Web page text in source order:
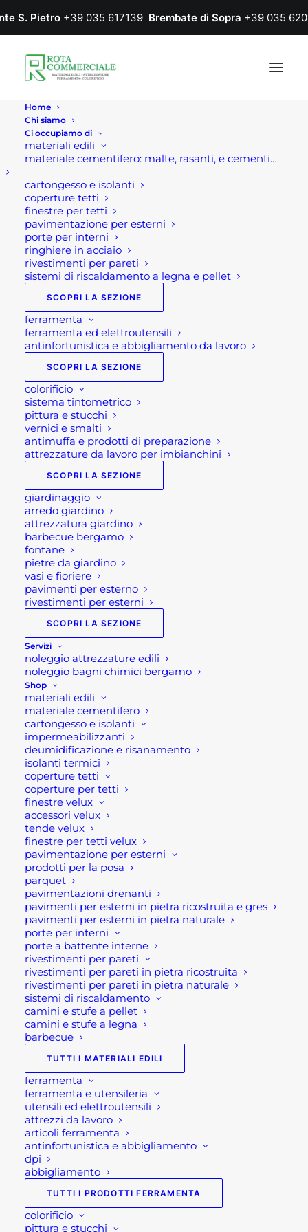
S. Pietro +39 035 617139 Brembate di Sopra +39 035
Home
Chi siamo
Ci occupiamo di
materiali edili
materiale cementifero: malte, rasanti, e cementi…
cartongesso e isolanti
coperture tetti
finestre per tetti
pavimentazione per esterni
porte per interni
ringhiere in acciaio
rivestimenti per pareti
sistemi di riscaldamento a legna e pellet
SCOPRI LA SEZIONE
ferramenta
ferramenta ed elettroutensili
antinfortunistica e abbigliamento da lavoro
SCOPRI LA SEZIONE
colorificio
sistema tintometrico
pittura e stucchi
vernici e smalti
antimuffa e prodotti di preparazione
attrezzature da lavoro per imbianchini
SCOPRI LA SEZIONE
giardinaggio
arredo giardino
attrezzatura giardino
barbecue bergamo
fontane
pietre da giardino
vasi e fioriere
pavimenti per esterno
rivestimenti per esterni
SCOPRI LA SEZIONE
Servizi
noleggio attrezzature edili
noleggio bagni chimici bergamo
Shop
materiali edili
materiale cementifero
cartongesso e isolanti
impermeabilizzanti
deumidificazione e risanamento
isolanti termici
coperture tetti
coperture per tetti
finestre velux
accessori velux
tende velux
finestre per tetti velux
pavimentazione per esterni
prodotti per la posa
parquet
pavimentazioni drenanti
pavimenti per esterni in pietra ricostruita e gres
pavimenti per esterni in pietra naturale
porte per interni
porte a battente interne
rivestimenti per pareti
rivestimenti per pareti in pietra ricostruita
rivestimenti per pareti in pietra naturale
sistemi di riscaldamento
camini e stufe a pellet
camini e stufe a legna
barbecue
TUTTI I MATERIALI EDILI
ferramenta
ferramenta e utensileria
utensili ed elettroutensili
attrezzi da lavoro
articoli ferramenta
antinfortunistica e abbigliamento
dpi
abbigliamento
TUTTI I PRODOTTI FERRAMENTA
colorificio
pittura e stucchi
Home Prodotto Colore HOLZ GRIGIO
HOLZ GRIGIO
CAMMINAMENTI IN GRES PASSI GIAPPONESI
7,00€
Questo
prodotto
ha
più
varianti.
Le
opzioni
possono
essere
scelte
nella
pagina
del
prodotto
In evidenza
TAVOLO DA GIARDINO ALLUNGABILE
LION
600,00 €
TAVOLO GIARDINO QUADRATO
ALLUNGABILE PANTHER
CUCINA DA ESTERNO COMPATTA
BRABURA LITE SERIES 300
3.230,00€
Più apprezzati
ORCIO VASO IN PLASTICA
85,00€ -120,00